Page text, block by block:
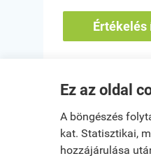
Ez az oldal
A böngészés
kat. Statisztikai,
hozzájárulása
Értékelés
Egy látogató
Vásárolt a